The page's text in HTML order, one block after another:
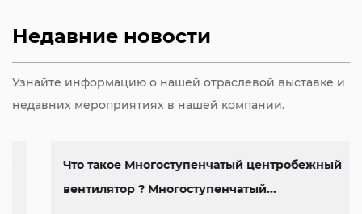
Недавние новости
Узнайте информацию о нашей отраслевой выставке и
недавних мероприятиях в нашей компании.
Что такое Многоступенчатый центробежный
вентилятор ? Многоступенчатый...